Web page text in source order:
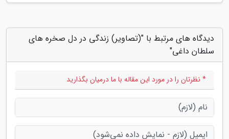
دیدگاه های مرتبط با "(تصاویر) زندگی در دل صخره های
سلطان داغی"
* نظرتان را در مورد این مقاله با ما درمیان بگذارید